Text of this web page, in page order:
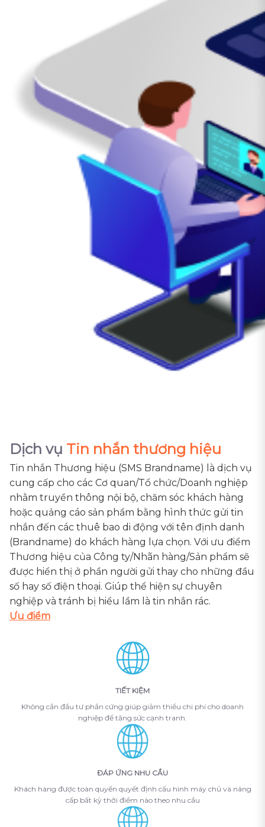
Dịch vụ Tin nhắn thương hiệu
Tin nhắn Thương hiệu (SMS Brandname) là dịch vụ
cung cấp cho các Cơ quan/Tổ chức/Doanh nghiệp
nhằm truyền thông nội bộ, chăm sóc khách hàng
hoặc quảng cáo sản phẩm bằng hình thức gửi tin
nhắn đến các thuê bao di động với tên định danh
(Brandname) do khách hàng lựa chọn. Với ưu điểm
Thương hiệu của Công ty/Nhãn hàng/Sản phẩm sẽ
được hiển thị ở phần người gửi thay cho những đầu
số hay số điện thoại. Giúp thể hiện sự chuyên
nghiệp và tránh bị hiểu lầm là tin nhắn rác.
Ưu điểm
TIẾT KIỆM
Không cần đầu tư phần cứng giúp giảm thiểu chi phí cho doanh
nghiệp để tăng sức cạnh tranh.
ĐÁP ỨNG NHU CẦU
Khách hàng được toàn quyền quyết định cấu hình máy chủ và nâng
cấp bất kỳ thời điểm nào theo nhu cầu